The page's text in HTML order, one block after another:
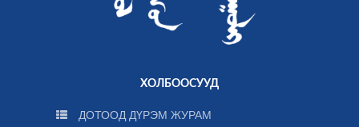
ХОЛБООСУУД
ДОТООД ДҮРЭМ ЖУРАМ